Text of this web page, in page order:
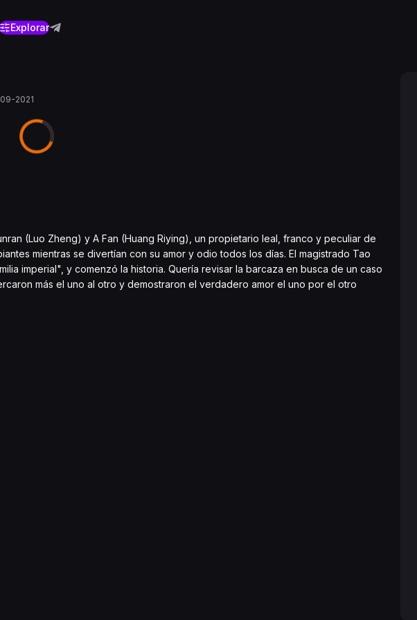
Explorar
2021
(Luo Zheng) y A Fan (Huang Riying), un propietario leal, franco y peculiar de
mientras se divertían con su amor y odio todos los días. El magistrado Tao
imperial", y comenzó la historia. Quería revisar la barcaza en busca de un caso
más el uno al otro y demostraron el verdadero amor el uno por el otro